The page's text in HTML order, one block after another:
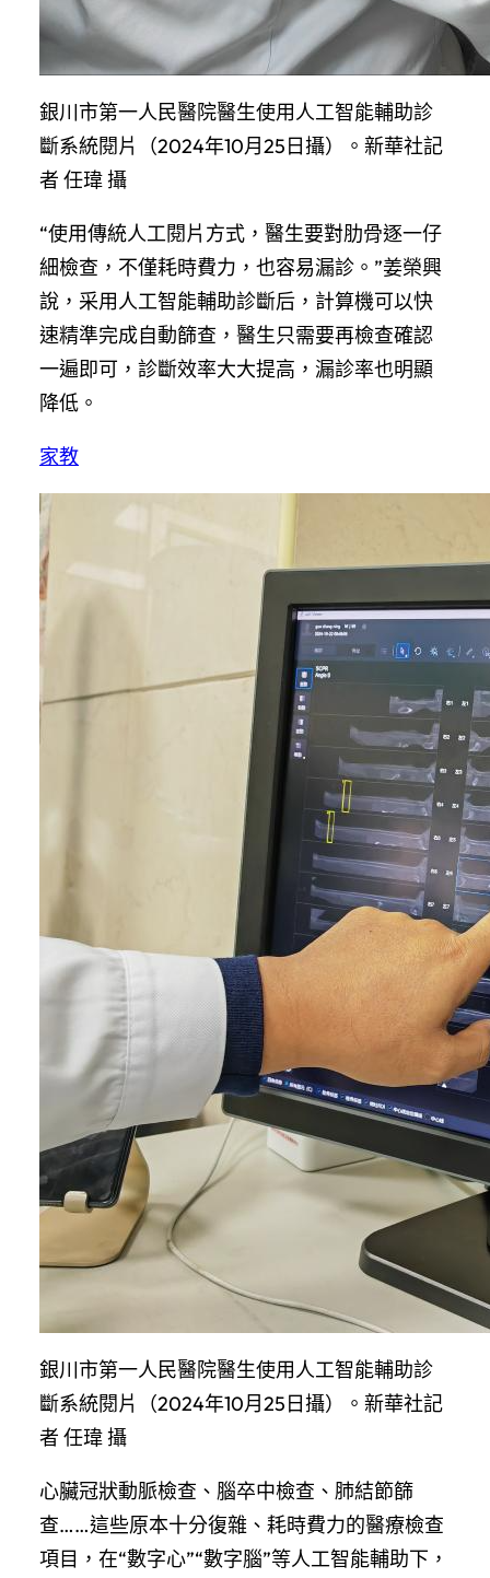
銀川市第一人民醫院醫生使用人工智能輔助診
斷系統閱片（2024年10月25日攝）。新華社記
者 任瑋 攝
“使用傳統人工閱片方式，醫生要對肋骨逐一仔
細檢查，不僅耗時費力，也容易漏診。”姜榮興
說，采用人工智能輔助診斷后，計算機可以快
速精準完成自動篩查，醫生只需要再檢查確認
一遍即可，診斷效率大大提高，漏診率也明顯
降低。
家教
銀川市第一人民醫院醫生使用人工智能輔助診
斷系統閱片（2024年10月25日攝）。新華社記
者 任瑋 攝
心臟冠狀動脈檢查、腦卒中檢查、肺結節篩
查……這些原本十分復雜、耗時費力的醫療檢查
項目，在“數字心”“數字腦”等人工智能輔助下，